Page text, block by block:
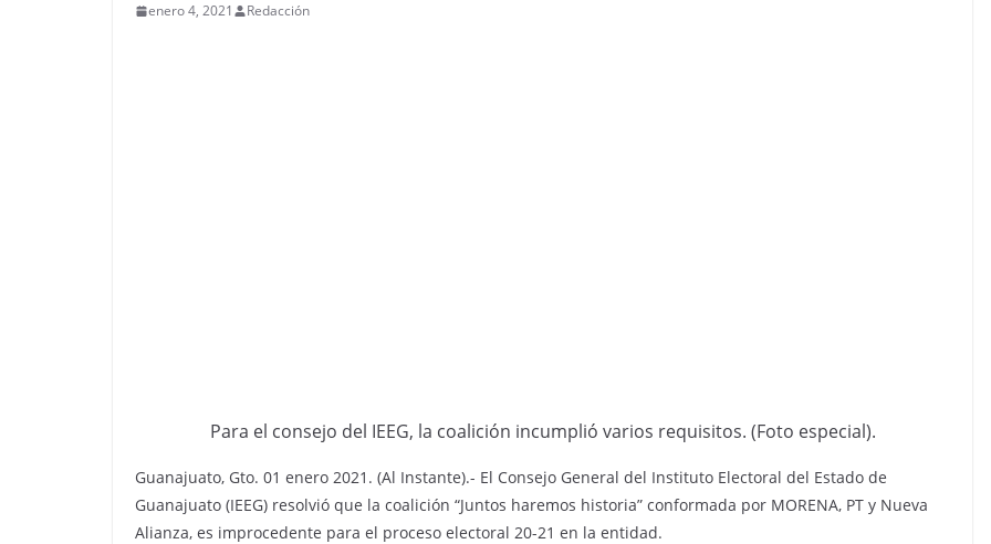
enero 4, 2021 Redacción
Para el consejo del IEEG, la coalición incumplió varios requisitos. (Foto especial).
Guanajuato, Gto. 01 enero 2021. (Al Instante).- El Consejo General del Instituto Electoral del Estado de
Guanajuato (IEEG) resolvió que la coalición “Juntos haremos historia” conformada por MORENA, PT y Nueva
Alianza, es improcedente para el proceso electoral 20-21 en la entidad.